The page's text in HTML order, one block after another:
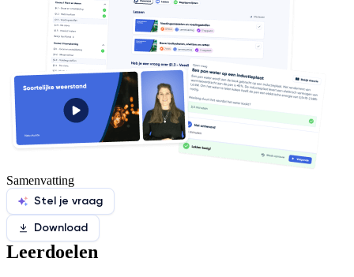
Samenvatting
Stel je vraag
Download
Leerdoelen